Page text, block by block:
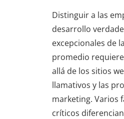
Distinguir a las
desarrollo
excepcionales de
promedio
allá de los sitios
llamativos y las
marketing. Varios
críticos